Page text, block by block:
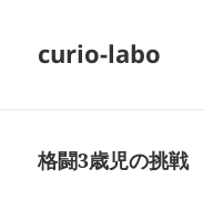
curio-labo
格闘3歳児の挑戦